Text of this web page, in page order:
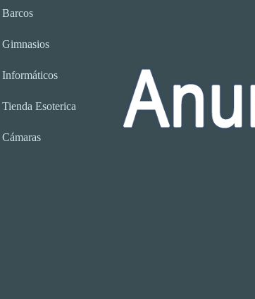
Barcos
Gimnasios
Informáticos
Tienda Esoterica
Cámaras